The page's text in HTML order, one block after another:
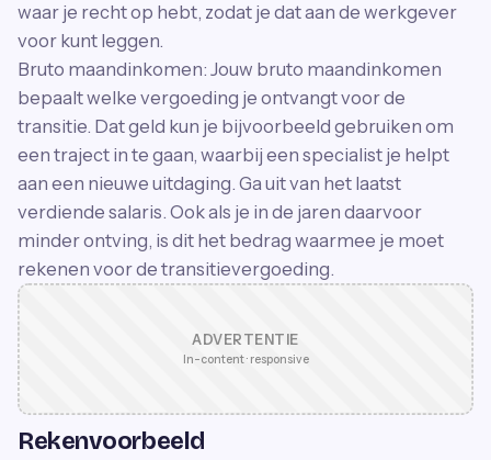
waar je recht op hebt, zodat je dat aan de werkgever
voor kunt leggen.
Bruto maandinkomen: Jouw bruto maandinkomen
bepaalt welke vergoeding je ontvangt voor de
transitie. Dat geld kun je bijvoorbeeld gebruiken om
een traject in te gaan, waarbij een specialist je helpt
aan een nieuwe uitdaging. Ga uit van het laatst
verdiende salaris. Ook als je in de jaren daarvoor
minder ontving, is dit het bedrag waarmee je moet
rekenen voor de transitievergoeding.
ADVERTENTIE
In-content · responsive
Rekenvoorbeeld